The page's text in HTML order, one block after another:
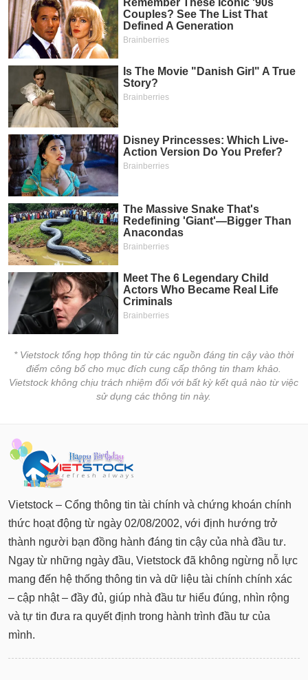
* Vietstock tổng hợp thông tin từ các nguồn đáng tin cậy vào thời
điểm công bố cho mục đích cung cấp thông tin tham khảo.
Vietstock không chịu trách nhiệm đối với bất kỳ kết quả nào từ việc
sử dụng các thông tin này.
Vietstock – Cổng thông tin tài chính và chứng khoán chính
thức hoạt động từ ngày 02/08/2002, với định hướng trở
thành người bạn đồng hành đáng tin cậy của nhà đầu tư.
Ngay từ những ngày đầu, Vietstock đã không ngừng nỗ lực
mang đến hệ thống thông tin và dữ liệu tài chính chính xác
– cập nhật – đầy đủ, giúp nhà đầu tư hiểu đúng, nhìn rộng
và tự tin đưa ra quyết định trong hành trình đầu tư của
mình.